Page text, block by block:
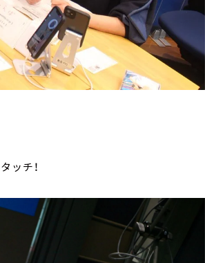
ッチ！